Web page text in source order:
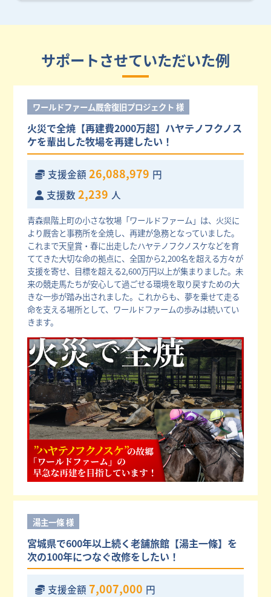
サポートさせていただいた例
ワールドファーム厩舎復旧プロジェクト 様
火災で全焼【再建費2000万超】ハヤテノフクノス
ケを輩出した牧場を再建したい！
支援金額 26,088,979 円
支援数 2,239 人
青森県階上町の小さな牧場「ワールドファーム」は、火災に
より厩舎と事務所を全焼し、再建が急務となっていました。
これまで天皇賞・春に出走したハヤテノフクノスケなどを育
ててきた大切な命の拠点に、全国から2,200名を超える方々が
支援を寄せ、目標を超える2,600万円以上が集まりました。未
来の競走馬たちが安心して過ごせる環境を取り戻すための大
きな一歩が踏み出されました。これからも、夢を乗せて走る
命を支える場所として、ワールドファームの歩みは続いてい
きます。
湯主一條 様
宮城県で600年以上続く老舗旅館【湯主一條】を
次の100年につなぐ改修をしたい！
支援金額 7,007,000 円